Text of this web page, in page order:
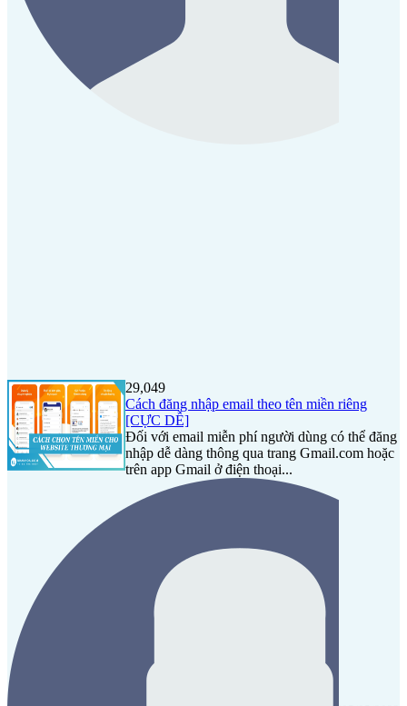
29,049
Cách đăng nhập email theo tên miền riêng
[CỰC DỄ]
Đối với email miễn phí người dùng có thể đăng
nhập dễ dàng thông qua trang Gmail.com hoặc
trên app Gmail ở điện thoại...